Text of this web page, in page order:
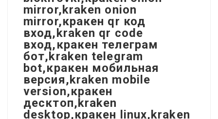
mirror,kraken onion
mirror,кракен qr код
вход,kraken qr code
вход,кракен телеграм
бот,kraken telegram
bot,кракен мобильная
версия,kraken mobile
version,кракен
десктоп,kraken
desktop,кракен linux,kraken